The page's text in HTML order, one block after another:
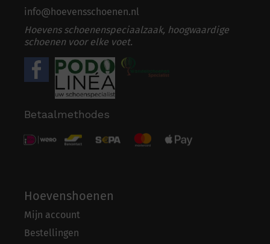
info@hoevensschoenen.nl
Hoevens schoenenspeciaalzaak, hoogwaardige
schoenen voor elke voet.
Betaalmethodes
Hoevenshoenen
Mijn account
Bestellingen